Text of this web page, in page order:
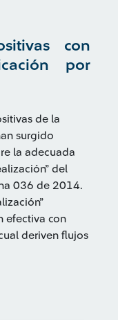
con
por
de la
surgido
la adecuada
del
036 de 2014.
efectiva con
deriven flujos